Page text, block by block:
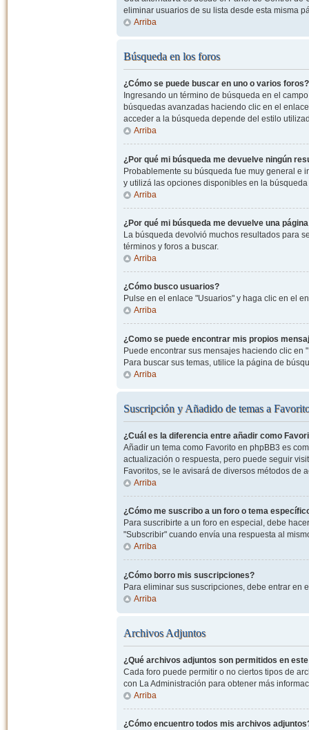
eliminar usuarios de su lista desde esta misma
Arriba
Búsqueda en los foros
¿Cómo se puede buscar en uno o varios foros?
Ingresando un término de búsqueda en el
búsquedas avanzadas haciendo clic en el
acceder a la búsqueda depende del estilo
Arriba
¿Por qué mi búsqueda me devuelve ningún
Probablemente su búsqueda fue muy general e
y utilizá las opciones disponibles en la
Arriba
¿Por qué mi búsqueda me devuelve una
La búsqueda devolvió muchos resultados para
términos y foros a buscar.
Arriba
¿Cómo busco usuarios?
Pulse en el enlace "Usuarios" y haga clic en el
Arriba
¿Como se puede encontrar mis propios
Puede encontrar sus mensajes haciendo clic en
Para buscar sus temas, utilice la página de
Arriba
Suscripción y Añadido de temas a
¿Cuál es la diferencia entre añadir como
Añadir un tema como Favorito en phpBB3 es
actualización o respuesta, pero puede seguir
Favoritos, se le avisará de diversos métodos de
Arriba
¿Cómo me suscribo a un foro o tema
Para suscribirte a un foro en especial, debe
"Subscribir" cuando envía una respuesta al
Arriba
¿Cómo borro mis suscripciones?
Para eliminar sus suscripciones, debe entrar en
Arriba
Archivos Adjuntos
¿Qué archivos adjuntos son permitidos en
Cada foro puede permitir o no ciertos tipos de
con La Administración para obtener más
Arriba
¿Cómo encuentro todos mis archivos